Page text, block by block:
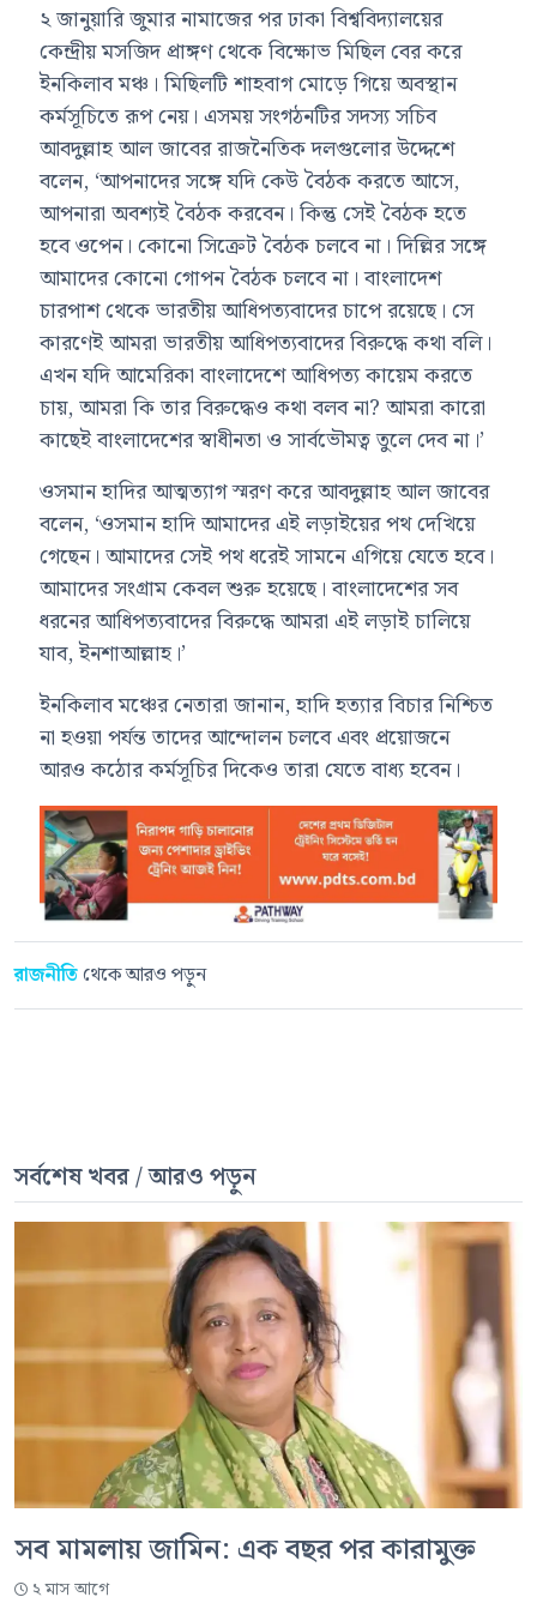
২ জানুয়ারি জুমার নামাজের পর ঢাকা বিশ্ববিদ্যালয়ের
কেন্দ্রীয় মসজিদ প্রাঙ্গণ থেকে বিক্ষোভ মিছিল বের করে
ইনকিলাব মঞ্চ। মিছিলটি শাহবাগ মোড়ে গিয়ে অবস্থান
কর্মসূচিতে রূপ নেয়। এসময় সংগঠনটির সদস্য সচিব
আবদুল্লাহ আল জাবের রাজনৈতিক দলগুলোর উদ্দেশে
বলেন, ‘আপনাদের সঙ্গে যদি কেউ বৈঠক করতে আসে,
আপনারা অবশ্যই বৈঠক করবেন। কিন্তু সেই বৈঠক হতে
হবে ওপেন। কোনো সিক্রেট বৈঠক চলবে না। দিল্লির সঙ্গে
আমাদের কোনো গোপন বৈঠক চলবে না। বাংলাদেশ
চারপাশ থেকে ভারতীয় আধিপত্যবাদের চাপে রয়েছে। সে
কারণেই আমরা ভারতীয় আধিপত্যবাদের বিরুদ্ধে কথা বলি।
এখন যদি আমেরিকা বাংলাদেশে আধিপত্য কায়েম করতে
চায়, আমরা কি তার বিরুদ্ধেও কথা বলব না? আমরা কারো
কাছেই বাংলাদেশের স্বাধীনতা ও সার্বভৌমত্ব তুলে দেব না।’
ওসমান হাদির আত্মত্যাগ স্মরণ করে আবদুল্লাহ আল জাবের
বলেন, ‘ওসমান হাদি আমাদের এই লড়াইয়ের পথ দেখিয়ে
গেছেন। আমাদের সেই পথ ধরেই সামনে এগিয়ে যেতে হবে।
আমাদের সংগ্রাম কেবল শুরু হয়েছে। বাংলাদেশের সব
ধরনের আধিপত্যবাদের বিরুদ্ধে আমরা এই লড়াই চালিয়ে
যাব, ইনশাআল্লাহ।’
ইনকিলাব মঞ্চের নেতারা জানান, হাদি হত্যার বিচার নিশ্চিত
না হওয়া পর্যন্ত তাদের আন্দোলন চলবে এবং প্রয়োজনে
আরও কঠোর কর্মসূচির দিকেও তারা যেতে বাধ্য হবেন।
রাজনীতি থেকে আরও পড়ুন
সর্বশেষ খবর / আরও পড়ুন
সব মামলায় জামিন: এক বছর পর কারামুক্ত
২ মাস আগে